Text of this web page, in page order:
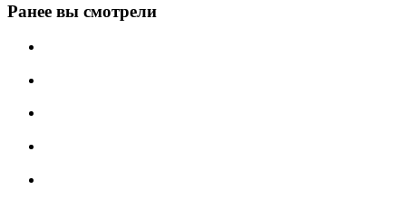
Ранее вы смотрели